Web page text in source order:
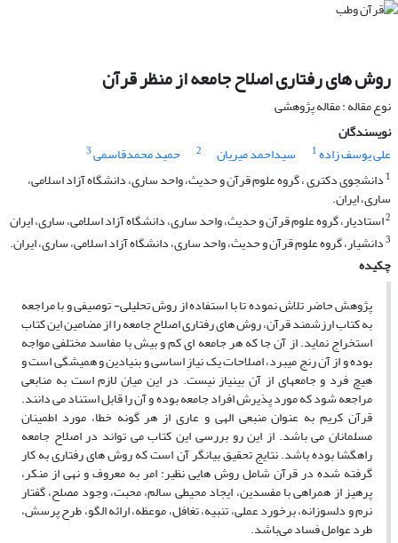
روش های رفتاری اصلاح جامعه از منظر قرآن
نوع مقاله : مقاله پژوهشی
نویسندگان
علی یوسف زاده1 سیداحمد میریان 2 حمید محمدقاسمی3
1 دانشجوی دکتری ، گروه علوم قرآن و حدیث، واحد ساری، دانشگاه آزاد اسلامی،
ساری، ایران.
2استادیار، گروه علوم قرآن و حدیث، واحد ساری، دانشگاه آزاد اسلامی، ساری، ایران
3دانشیار، گروه علوم قرآن و حدیث، واحد ساری، دانشگاه آزاد اسلامی، ساری، ایران.
چکیده
پژوهش حاضر تلاش نموده تا با استفاده از روش تحلیلی- توصیفی و با مراجعه
به کتاب ارزشمند قرآن، روش های رفتاری اصلاح جامعه را از مضامین این کتاب
استخراج نماید. از آن جا که هر جامعه ای کم و بیش با مفاسد مختلفی مواجه
بوده و از آن رنج می‏برد، اصلاحات یک نیازِ اساسی و بنیادین و همیشگی است و
هیچ فرد و جامعه‏ای از آن بی‏نیاز نیست. در این میان لازم است به منابعی
مراجعه شود که مورد پذیرش افراد جامعه بوده و آن را قابل استناد می دانند.
قرآن کریم به عنوان منبعی الهی و عاری از هر گونه خطا، مورد اطمینان
مسلمانان می باشد. از این رو بررسی این کتاب می تواند در اصلاح جامعه
راهگشا بوده باشد. نتایج تحقیق بیانگر آن است که روش های رفتاری به کار
گرفته شده در قرآن شامل روش هایی نظیر: امر به معروف و نهی از منکر،
پرهیز از همراهی با مفسدین، ایجاد محیطی سالم، محبت، وجود مصلح، گفتار
نرم و دلسوزانه، برخورد عملی، تنبیه، تغافل، موعظه، ارائه الگو، طرح پرسش،
طرد عوامل فساد می‌باشد.